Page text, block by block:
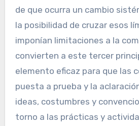
de que ocurra un cambio
la posibilidad de cruzar esos
imponían limitaciones a la
convierten a este tercer
elemento eficaz para que las
puesta a prueba y la
ideas, costumbres y
torno a las prácticas y